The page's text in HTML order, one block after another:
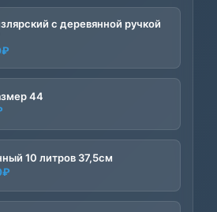
составляла
3500₽.
3200₽.
с деревянной ручкой
₽
44
10 литров 37,5см
₽